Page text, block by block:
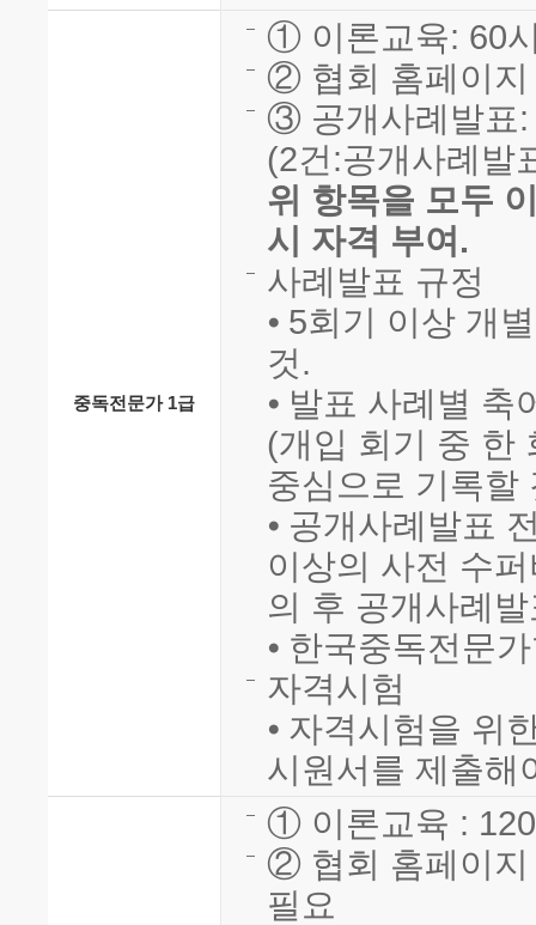
중독전문가 1급
① 이론교육: 60
② 협회 홈페이지
③ 공개사례발표:
(2건:공개사례발
위 항목을 모두
시 자격 부여.
사례발표 규정
⦁ 5회기 이상 개
것.
⦁ 발표 사례별 축
(개입 회기 중 한
중심으로 기록할
⦁ 공개사례발표
이상의 사전 수
의 후 공개사례
⦁ 한국중독전문
자격시험
⦁ 자격시험을 위
시원서를 제출해
① 이론교육 :
② 협회 홈페이지
필요